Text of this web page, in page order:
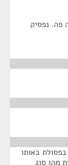
פה. נפסיק
בפסולת באותו
מהו סוג